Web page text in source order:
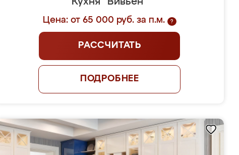
Цена: от 65 000 руб. за п.м. ?
РАССЧИТАТЬ
ПОДРОБНЕЕ